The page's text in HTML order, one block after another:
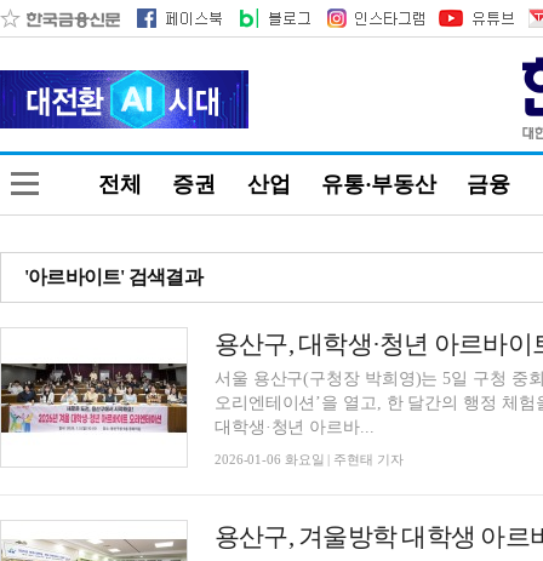
전체 증권 산업 유통·부동산 금융
'아르바이트' 검색결과
서울 용산구(구청장 박희영)는 5일 구청 중
오리엔테이션’을 열고, 한 달간의 행정 체험을 시작했다
대학생·청년 아르바...
2026-01-06 화요일 | 주현태 기자
용산구, 겨울방학 대학생 아르